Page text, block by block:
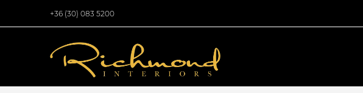
+36 (30) 083 5200